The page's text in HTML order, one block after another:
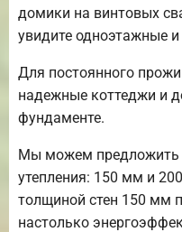
домики на винтовых
увидите одноэтажные
Для постоянного
надежные коттеджи и
фундаменте.
Мы можем предложить
утепления: 150 мм и
толщиной стен 150 мм
настолько